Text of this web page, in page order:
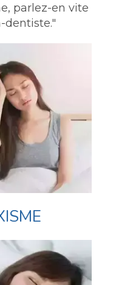
parlez-en vite
dentiste."